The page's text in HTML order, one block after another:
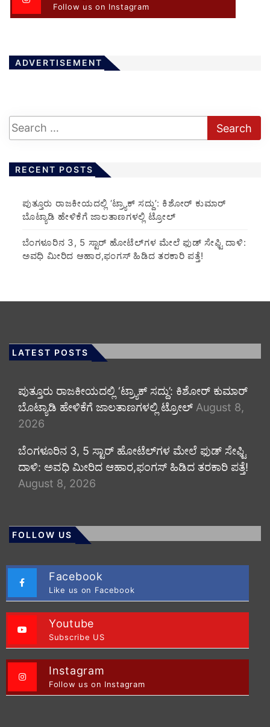
Follow us on Instagram
ADVERTISEMENT
RECENT POSTS
ಪುತ್ತೂರು ರಾಜಕೀಯದಲ್ಲಿ ‘ಟ್ರ್ಯಾಕ್ ಸದ್ದು’: ಕಿಶೋರ್ ಕುಮಾರ್
ಬೊಟ್ಯಾಡಿ ಹೇಳಿಕೆಗೆ ಜಾಲತಾಣಗಳಲ್ಲಿ ಟ್ರೋಲ್
​ಬೆಂಗಳೂರಿನ 3, 5 ಸ್ಟಾರ್ ಹೋಟೆಲ್‌ಗಳ ಮೇಲೆ ಫುಡ್ ಸೇಫ್ಟಿ ದಾಳಿ:
ಅವಧಿ ಮೀರಿದ ಆಹಾರ,ಫಂಗಸ್ ಹಿಡಿದ ತರಕಾರಿ ಪತ್ತೆ!
LATEST POSTS
ಪುತ್ತೂರು ರಾಜಕೀಯದಲ್ಲಿ ‘ಟ್ರ್ಯಾಕ್ ಸದ್ದು’: ಕಿಶೋರ್ ಕುಮಾರ್
ಬೊಟ್ಯಾಡಿ ಹೇಳಿಕೆಗೆ ಜಾಲತಾಣಗಳಲ್ಲಿ ಟ್ರೋಲ್ August 8,
2026
​ಬೆಂಗಳೂರಿನ 3, 5 ಸ್ಟಾರ್ ಹೋಟೆಲ್‌ಗಳ ಮೇಲೆ ಫುಡ್ ಸೇಫ್ಟಿ
ದಾಳಿ: ಅವಧಿ ಮೀರಿದ ಆಹಾರ,ಫಂಗಸ್ ಹಿಡಿದ ತರಕಾರಿ ಪತ್ತೆ!
August 8, 2026
FOLLOW US
Facebook
Like us on Facebook
Youtube
Subscribe US
Instagram
Follow us on Instagram